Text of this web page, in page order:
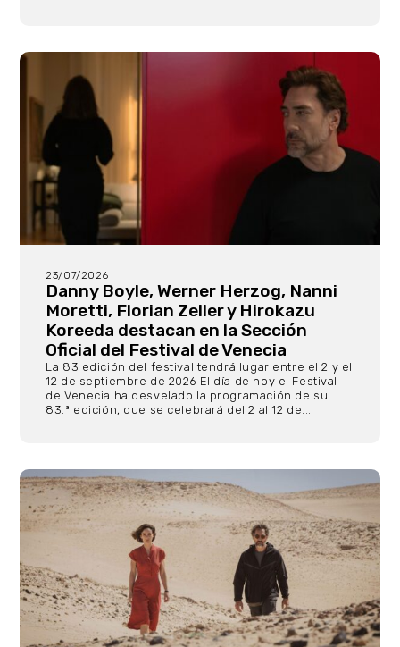
23/07/2026
Danny Boyle, Werner Herzog, Nanni
Moretti, Florian Zeller y Hirokazu
Koreeda destacan en la Sección
Oficial del Festival de Venecia
La 83 edición del festival tendrá lugar entre el 2 y el
12 de septiembre de 2026 El día de hoy el Festival
de Venecia ha desvelado la programación de su
83.ª edición, que se celebrará del 2 al 12 de...